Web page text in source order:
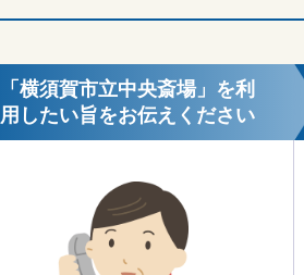
「横須賀市立中央斎場」を利
用したい旨をお伝えください